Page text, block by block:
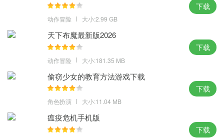
体验点评：
撑起跑酷游戏的市场，在排行榜中秀出你的优异成绩出来，还有实
物周边可以赢得哦，经典的再升级，快乐的长延续。
动作冒险 大小:2.99 GB
下载
天下布魔最新版2026
动作冒险 大小:181.35 MB
下载
偷窃少女的教育方法游戏下载
角色扮演 大小:11.04 MB
下载
瘟疫危机手机版
下载